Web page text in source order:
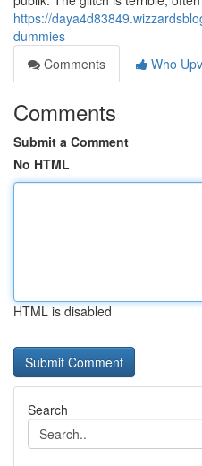
https://
dummies
Comments
Who
Comments
Submit a Comment
No HTML
HTML is disabled
Search